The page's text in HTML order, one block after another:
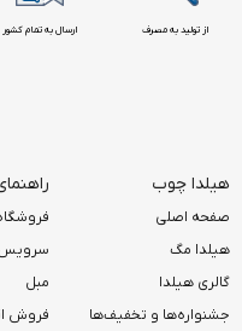
ارسال به تمام کشور از تولید به مصرف
هیلدا چوب
صفحه اصلی
هیلدا مگ
گالری هیلدا
جشنواره‌ها و تخفیف‌ها
مبل
فروش